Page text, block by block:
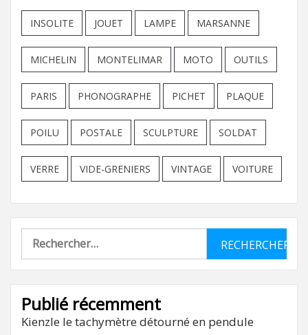
INSOLITE JOUET LAMPE MARSANNE
MICHELIN MONTELIMAR MOTO OUTILS
PARIS PHONOGRAPHE PICHET PLAQUE
POILU POSTALE SCULPTURE SOLDAT
VERRE VIDE-GRENIERS VINTAGE VOITURE
Rechercher :
Publié récemment
Kienzle le tachymètre détourné en pendule